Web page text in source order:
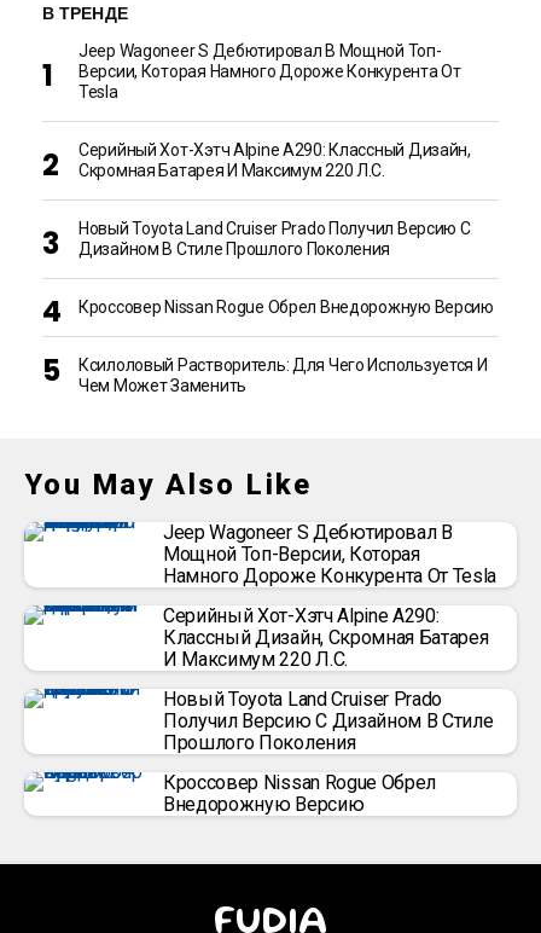
В ТРЕНДЕ
Jeep Wagoneer S Дебютировал В Мощной Топ-
Версии, Которая Намного Дороже Конкурента От
Tesla
Серийный Хот-Хэтч Alpine A290: Классный Дизайн,
Скромная Батарея И Максимум 220 Л.с.
Новый Toyota Land Cruiser Prado Получил Версию С
Дизайном В Стиле Прошлого Поколения
Кроссовер Nissan Rogue Обрел Внедорожную Версию
Ксилоловый Растворитель: Для Чего Используется И
Чем Может Заменить
You May Also Like
Jeep Wagoneer S Дебютировал В
Мощной Топ-Версии, Которая
Намного Дороже Конкурента От Tesla
Серийный Хот-Хэтч Alpine A290:
Классный Дизайн, Скромная Батарея
И Максимум 220 Л.с.
Новый Toyota Land Cruiser Prado
Получил Версию С Дизайном В Стиле
Прошлого Поколения
Кроссовер Nissan Rogue Обрел
Внедорожную Версию
FUDIA